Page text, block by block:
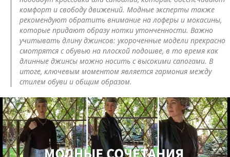
комфорт и свободу движений. Модные эксперты также
рекомендуют обратить внимание на лоферы и мокасины,
которые придают образу нотки утонченности. Важно
учитывать длину джинсов: укороченные модели прекрасно
смотрятся с обувью на плоской подошве, в то время как
длинные джинсы можно носить с высокими сапогами. В
итоге, ключевым моментом является гармония между
стилем обуви и общим образом.